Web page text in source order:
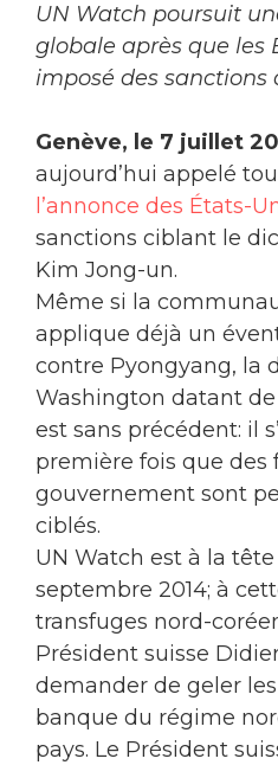
UN Watch poursuit
globale après que les
imposé des
Genève, le 7 juillet
aujourd’hui appelé
l’annonce des États-
sanctions ciblant le
Kim Jong-un.
Même si la
applique déjà un
contre Pyongyang, la
Washington datant
est sans précédent: il
première fois que des
gouvernement sont
ciblés.
UN Watch est à la
septembre 2014; à
transfuges nord-
Président suisse
demander de geler
banque du régime
pays. Le Président